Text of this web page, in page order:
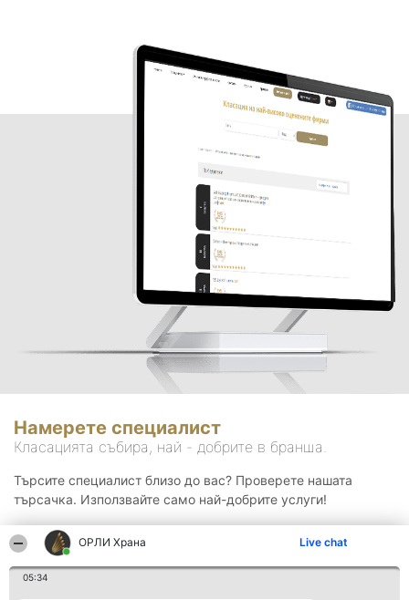
ОРЛИ Храна Live chat
05:34
Намерете специалист
Класацията събира, най - добрите в бранша.
Търсите специалист близо до вас? Проверете нашата
търсачка. Използвайте само най-добрите услуги!